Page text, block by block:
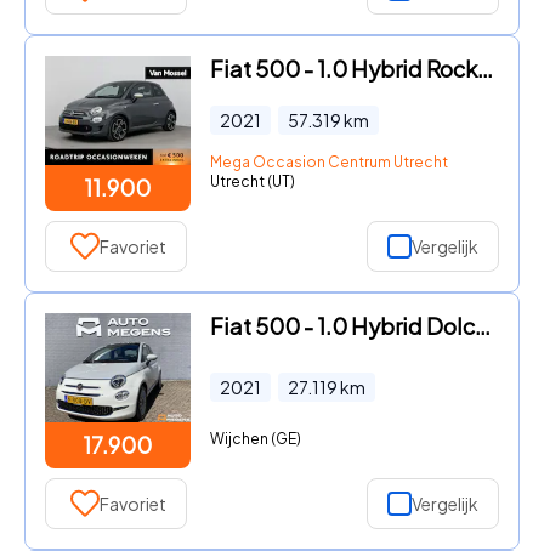
11.900
Fiat 500 - 1.0 Hybrid Rockstar | PANO | Cruise Control | Airco | DAB |
2021 57.319km
Mega Occasion Centrum Utrecht
Utrecht (UT)
Favoriet Vergelijk
17.900
Fiat 500 - 1.0 Hybrid Dolcevita
2021 27.119km
Wijchen (GE)
Favoriet Vergelijk